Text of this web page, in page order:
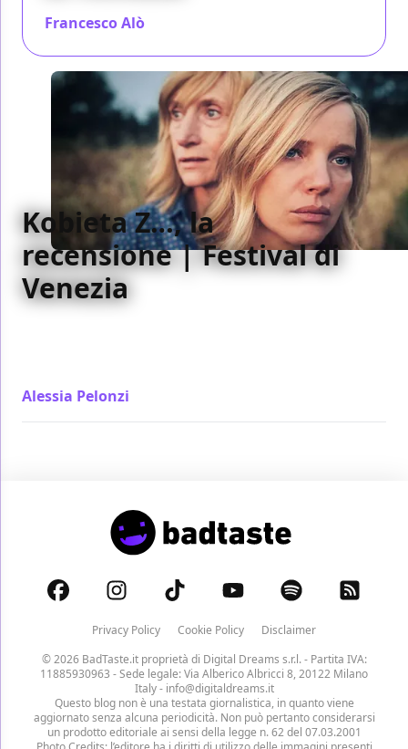
Francesco Alò
Kobieta Z…, la
recensione | Festival di
Venezia
Alessia Pelonzi
Privacy Policy Cookie Policy
Disclaimer
© 2026 BadTaste.it proprietà di Digital Dreams s.r.l.- Partita IVA:
11885930963 - Sede legale: Via Alberico Albricci 8, 20122 Milano
Italy - info@digitaldreams.it
Questo blog non è una testata giornalistica, in quanto viene
aggiornato senza alcuna periodicità. Non può pertanto considerarsi
un prodotto editoriale ai sensi della legge n. 62 del 07.03.2001